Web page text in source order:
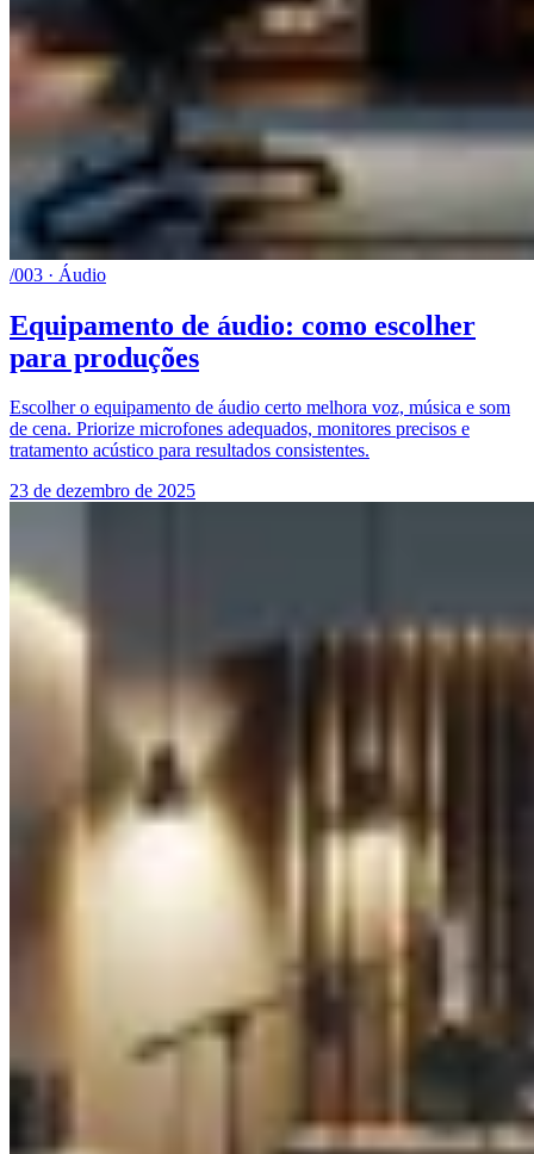
/003 · Áudio
Equipamento de áudio: como escolher
para produções
Escolher o equipamento de áudio certo melhora voz, música e som
de cena. Priorize microfones adequados, monitores precisos e
tratamento acústico para resultados consistentes.
23 de dezembro de 2025